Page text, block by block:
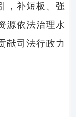
，补短板、强
源依法治理水
献司法行政力